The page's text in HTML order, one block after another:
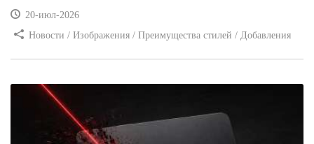
20-июл-2026
Новости / Изображения / Преимущества стилей / Добавления